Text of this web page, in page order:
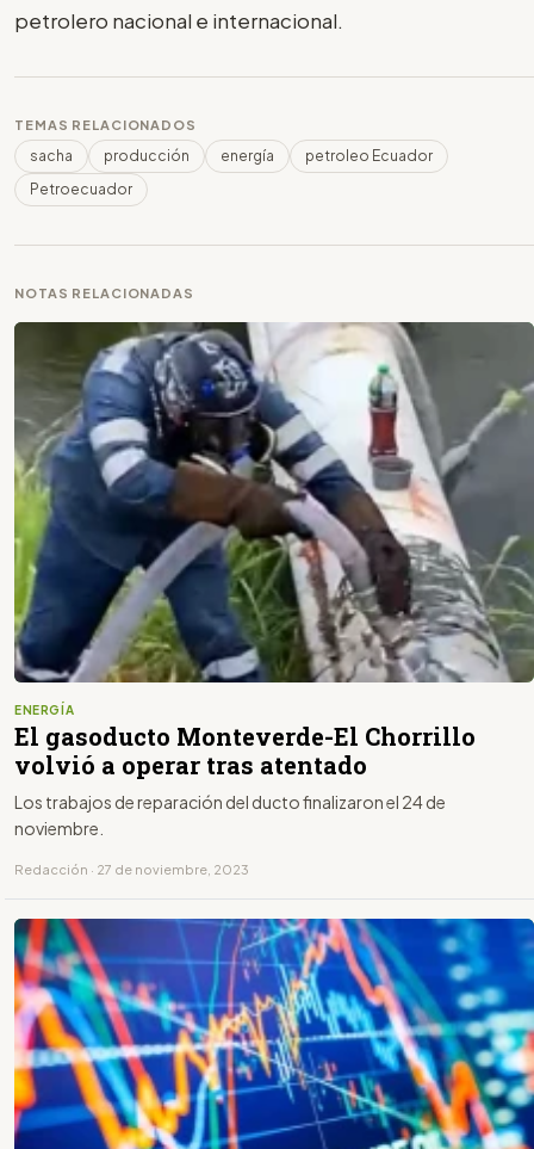
petrolero nacional e internacional.
TEMAS RELACIONADOS
sacha producción energía
petroleo Ecuador
Petroecuador
NOTAS RELACIONADAS
ENERGÍA
El gasoducto Monteverde-El Chorrillo
volvió a operar tras atentado
Los trabajos de reparación del ducto finalizaron el 24 de
noviembre.
Redacción · 27 de noviembre, 2023